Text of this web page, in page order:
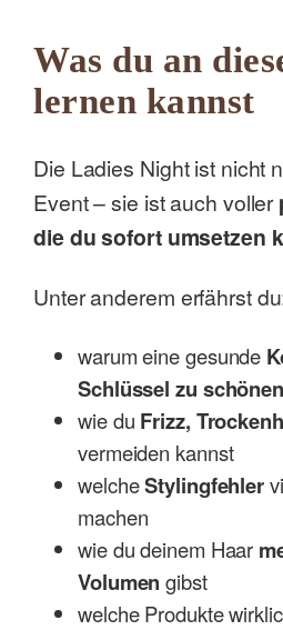
Was du an
lernen kannst
Die Ladies Night ist nicht
Event – sie ist auch voller
die du sofort umsetzen
Unter anderem erfährst
warum eine gesunde
Schlüssel zu
wie du Frizz,
vermeiden kannst
welcheStylingfehler
machen
wie du deinem Haar
Volumen gibst
welche Produkte